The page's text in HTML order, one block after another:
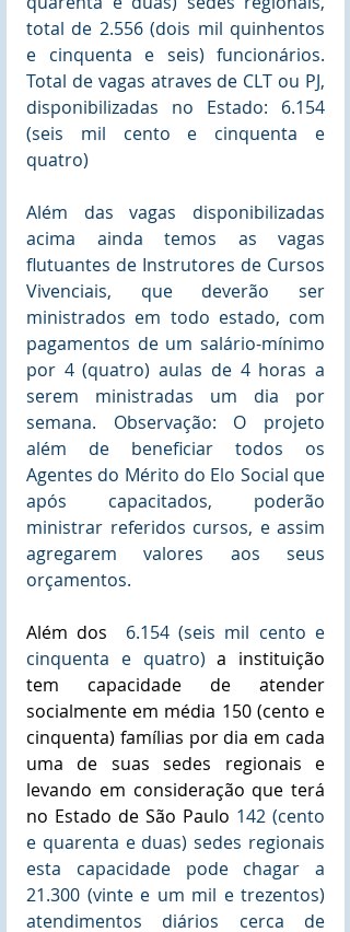
total de 2.556 (dois mil quinhentos
Total de vagas atraves de CLT ou PJ,
disponibilizadas no Estado: 6.154
(seis mil cento e cinquenta e
quatro)
Além das vagas disponibilizadas
acima ainda temos as vagas
flutuantes de Instrutores de Cursos
Vivenciais, que deverão ser
ministrados em todo estado, com
pagamentos de um salário-mínimo
por 4 (quatro) aulas de 4 horas a
serem ministradas um dia por
semana. Observação: O projeto
além de beneficiar todos os
Agentes do Mérito do Elo Social que
após capacitados, poderão
ministrar referidos cursos, e assim
agregarem valores aos seus
orçamentos.
Além dos 6.154 (seis mil cento e
cinquenta e quatro) a instituição
tem capacidade de atender
socialmente em média 150 (cento e
cinquenta) famílias por dia em cada
uma de suas sedes regionais e
levando em consideração que terá
no Estado de São Paulo 142 (cento
e quarenta e duas) sedes regionais
esta capacidade pode chagar a
21.300 (vinte e um mil e trezentos)
atendimentos diários cerca de